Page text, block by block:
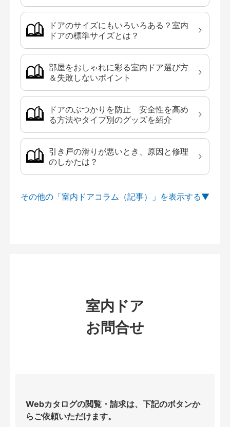
ドアのサイズにもいろいろある？室内
ドアの標準サイズとは？
部屋をおしゃれに彩る室内ドア選び方
＆失敗しないポイント
ドアのぶつかりを防止 安全性を高め
る方法やタイプ別のグッズを紹介
引き戸の滑りが悪いとき、原因と修理
のしかたは？
その他の「室内ドアコラム（記事）」を
室内ドア
お問合せ
Webカタログの閲覧・請求は、下記のボタンか
らご依頼いただけます。